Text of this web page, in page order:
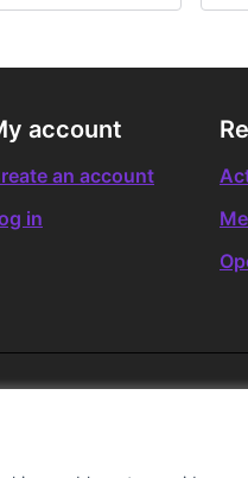
account
an account
in